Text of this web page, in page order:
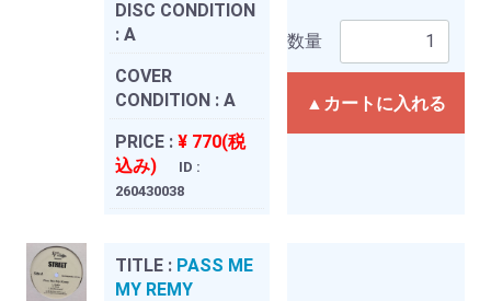
DISC CONDITION
: A
COVER
CONDITION : A
PRICE : ¥ 770(税
込み)
ID :
260430038
数量
▲カートに入れる
TITLE : PASS ME
MY REMY